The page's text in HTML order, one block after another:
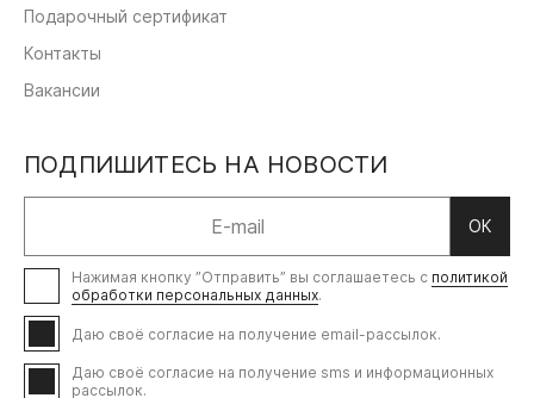
Подарочный сертификат
Контакты
Вакансии
ПОДПИШИТЕСЬ НА НОВОСТИ
ОК
Нажимая кнопку ”Отправить” вы соглашаетесь с политикой
обработки персональных данных.
Даю своё согласие на получение email-рассылок.
Даю своё согласие на получение sms и информационных
рассылок.